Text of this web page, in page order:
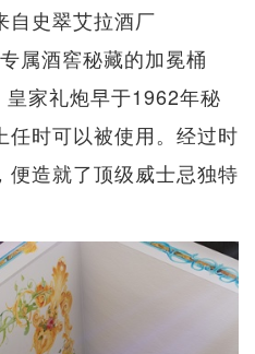
自史翠艾拉酒厂
属酒窖秘藏的加冕桶
皇家礼炮早于1962年秘
任时可以被使用。经过时
便造就了顶级威士忌独特